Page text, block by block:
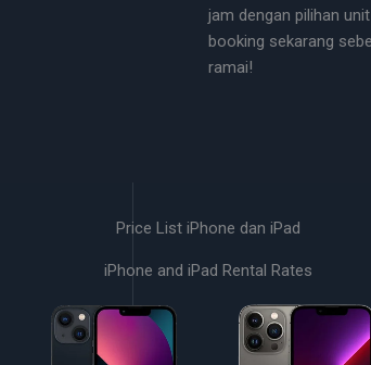
jam dengan pilihan
booking sekarang
ramai!
Price List iPhone dan iPad
iPhone and iPad Rental Rates